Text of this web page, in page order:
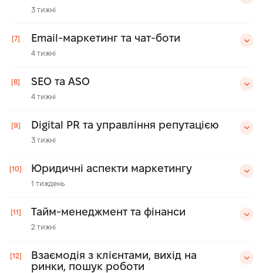
3 тижні
[7] Email-маркетинг та чат-боти
4 тижні
[8] SEO та ASO
4 тижні
[9] Digital PR та управління репутацією
3 тижні
[10] Юридичні аспекти маркетингу
1 тиждень
[11] Тайм-менеджмент та фінанси
2 тижні
[12]
Взаємодія з клієнтами, вихід на
ринки, пошук роботи